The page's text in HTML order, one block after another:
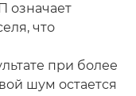
означает
что
при более
шум остается